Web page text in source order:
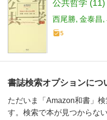
公共哲学
西尾勝 金泰昌
5
書誌検索オプションにつ
ただいま「Amazon和書」
す。検索で本が見つからな